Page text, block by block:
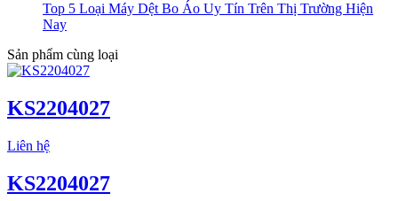
Top 5 Loại Máy Dệt Bo Áo Uy Tín Trên Thị Trường Hiện
Nay
Sản phẩm cùng loại
KS2204027
Liên hệ
KS2204027